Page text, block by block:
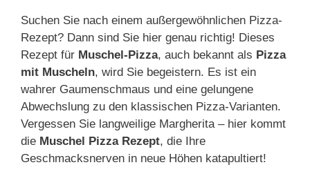
Suchen Sie nach einem außergewöhnlichen Pizza-
Rezept? Dann sind Sie hier genau richtig! Dieses
Rezept für Muschel-Pizza, auch bekannt als Pizza
mit Muscheln, wird Sie begeistern. Es ist ein
wahrer Gaumenschmaus und eine gelungene
Abwechslung zu den klassischen Pizza-Varianten.
Vergessen Sie langweilige Margherita – hier kommt
die Muschel Pizza Rezept, die Ihre
Geschmacksnerven in neue Höhen katapultiert!